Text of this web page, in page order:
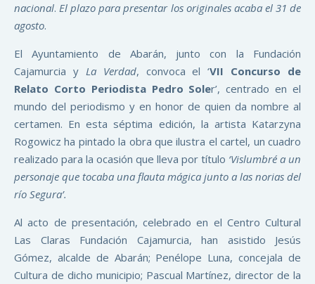
nacional.El plazo para presentar los originales acaba el 31 de
agosto.
El Ayuntamiento de Abarán, junto con la Fundación
Cajamurcia y La Verdad, convoca el ‘VII Concurso de
Relato Corto Periodista Pedro Soler’, centrado en el
mundo del periodismo y en honor de quien da nombre al
certamen. En esta séptima edición, la artista Katarzyna
Rogowicz ha pintado la obra que ilustra el cartel, un cuadro
realizado para la ocasión que lleva por título ‘Vislumbré a un
personaje que tocaba una flauta mágica junto a las norias del
río Segura’.
Al acto de presentación, celebrado en el Centro Cultural
Las Claras Fundación Cajamurcia, han asistido Jesús
Gómez, alcalde de Abarán; Penélope Luna, concejala de
Cultura de dicho municipio; Pascual Martínez, director de la